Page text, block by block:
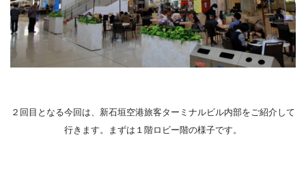
２回目となる今回は、新石垣空港旅客ターミナルビル内部をご紹介して
行きます。まずは１階ロビー階の様子です。